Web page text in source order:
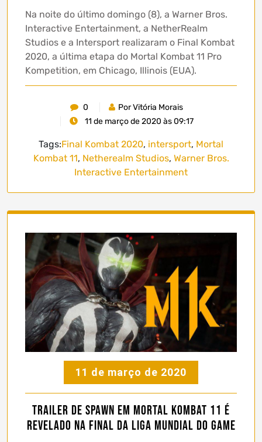
Na noite do último domingo (8), a Warner Bros.
Interactive Entertainment, a NetherRealm
Studios e a Intersport realizaram o Final Kombat
2020, a última etapa do Mortal Kombat 11 Pro
Kompetition, em Chicago, Illinois (EUA).
0
Por Vitória Morais
11 de março de 2020 às 09:17
Tags:Final Kombat 2020, intersport, Mortal
Kombat 11, Netherealm Studios, Warner Bros.
Interactive Entertainment
11 de março de 2020
Trailer de Spawn em Mortal Kombat 11 é
revelado na final da Liga Mundial do game